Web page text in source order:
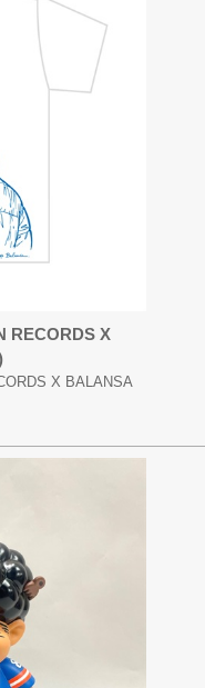
RECORDS X
X BALANSA